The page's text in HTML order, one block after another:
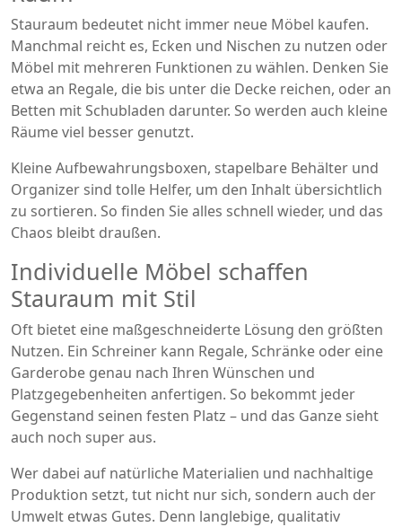
Stauraum bedeutet nicht immer neue Möbel kaufen.
Manchmal reicht es, Ecken und Nischen zu nutzen oder
Möbel mit mehreren Funktionen zu wählen. Denken Sie
etwa an Regale, die bis unter die Decke reichen, oder an
Betten mit Schubladen darunter. So werden auch kleine
Räume viel besser genutzt.
Kleine Aufbewahrungsboxen, stapelbare Behälter und
Organizer sind tolle Helfer, um den Inhalt übersichtlich
zu sortieren. So finden Sie alles schnell wieder, und das
Chaos bleibt draußen.
Individuelle Möbel schaffen
Stauraum mit Stil
Oft bietet eine maßgeschneiderte Lösung den größten
Nutzen. Ein Schreiner kann Regale, Schränke oder eine
Garderobe genau nach Ihren Wünschen und
Platzgegebenheiten anfertigen. So bekommt jeder
Gegenstand seinen festen Platz – und das Ganze sieht
auch noch super aus.
Wer dabei auf natürliche Materialien und nachhaltige
Produktion setzt, tut nicht nur sich, sondern auch der
Umwelt etwas Gutes. Denn langlebige, qualitativ